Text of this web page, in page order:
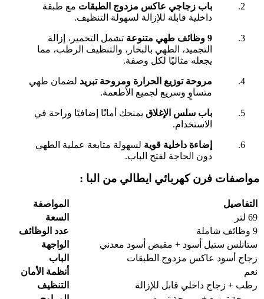
باب زجاجي عاكس مزدوج الطبقات مع طبقة
داخلية قابلة للإزالة لسهولة التنظيف.
9 وظائف طهي متنوعة
تشمل التخمير، إزالة
التجميد، الطهي بالبخار، والتنظيف الرطب، مما
يجعله مثاليًا لكل وصفة.
مروحة توزيع الحرارة ومروحة تبريد لضمان طهي
متساوٍ وسريع لجميع الأطعمة.
باب سلس الإغلاق يمنحك أمانًا إضافيًا وراحة في
الاستخدام.
إضاءة داخلية قوية لسهولة متابعة عملية الطهي
دون الحاجة لفتح الباب.
مواصفات فرن كهربائي ايطالي من البا :
التفاصيل
المواصفة
69 لتر
السعة
9 وظائف شاملة
عدد الوظائف
ستانلس ستيل أسود + مقبض أسود معدني
الواجهة
زجاج أسود عاكس مزدوج الطبقات
الباب
نعم
أنظمة الأمان
رطب + زجاج داخلي قابل للإزالة
التنظيف